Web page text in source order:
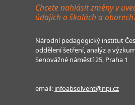
Chcete nahlásit změny v
údajích o školách a
Národní pedagogický institut
oddělení šetření, analýz a
Senovážné náměstí 25, Praha 1
email: infoabsolvent@npi.cz